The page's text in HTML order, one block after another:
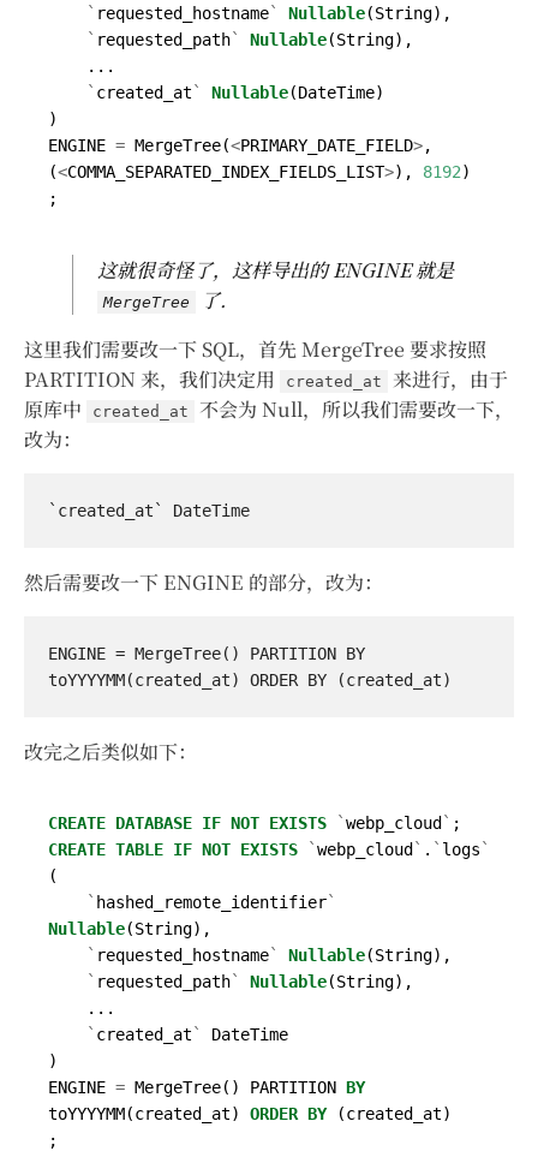
` requested_hostname` Nullable(String),
` requested_path` Nullable(String),
...
` created_at ` Nullable(DateTime)
)
ENGINE = MergeTree(<PRIMARY_DATE_FIELD>,
(<COMMA_SEPARATED_INDEX_FIELDS_LIST>), 8192)
;
这就很奇怪了，这样导出的 ENGINE 就是
MergeTree
了.
这里我们需要改一下 SQL，首先 MergeTree 要求按照
PARTITION 来，我们决定用
created_at
来进行，由于
原库中
created_at
不会为 Null，所以我们需要改一下，
改为：
然后需要改一下 ENGINE 的部分，改为：
ENGINE = MergeTree() PARTITION BY
改完之后类似如下：
CREATE DATABASE IF NOT EXISTS `webp_cloud ` ;
CREATE TABLE IF NOT EXISTS `webp_cloud ` . ` logs `
(
` hashed_remote_identifier`
Nullable(String),
` requested_hostname` Nullable(String),
` requested_path` Nullable(String),
...
` created_at `
DateTime
)
ENGINE = MergeTree() PARTITION BY
toYYYYMM(created_at) ORDER BY (created_at)
;